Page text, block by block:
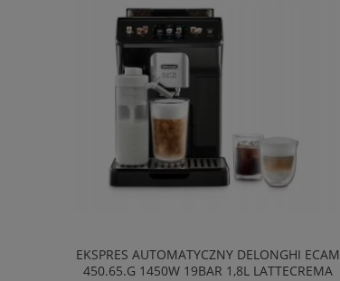
EKSPRES AUTOMATYCZNY DELONGHI ECAM
450.65.G 1450W 19BAR 1,8L LATTECREMA